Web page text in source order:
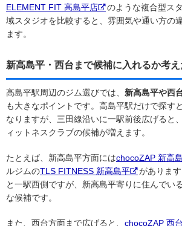
ELEMENT FIT 高島平店
のような複合型ス
域スタジオを比較すると、雰囲気や通い方の
ます。
新高島平・西台まで候補に入れるか考
高島平駅周辺のジム選びでは、 新高島平や西
も大きなポイントです。高島平駅だけで探す
なりますが、三田線沿いに一駅前後広げると
ィットネスクラブの候補が増えます。
たとえば、新高島平方面にはchocoZAP 新高
ルジムのTLS FITNESS 新高島平
がありま
と一駅西側ですが、新高島平寄りに住んでい
な候補です。
また、西台方面まで広げると、 chocoZAP 西